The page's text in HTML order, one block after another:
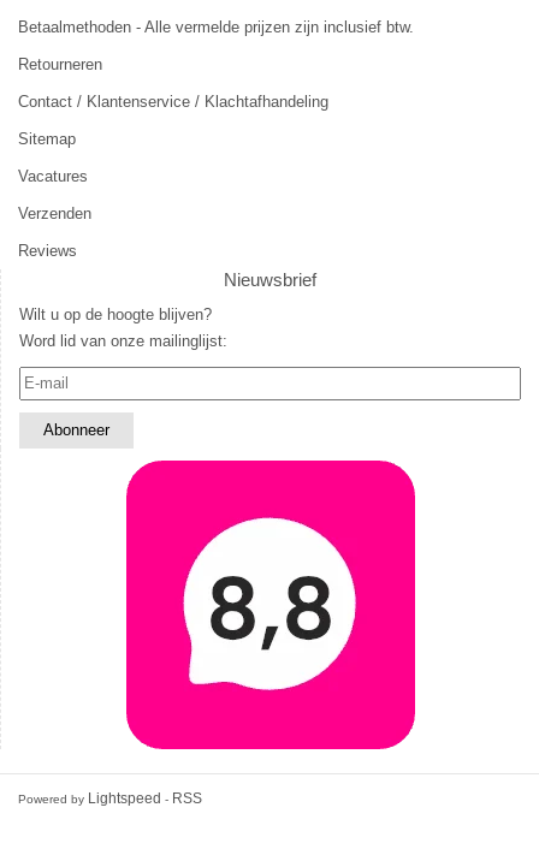
Betaalmethoden - Alle vermelde prijzen zijn inclusief btw.
Retourneren
Contact / Klantenservice / Klachtafhandeling
Sitemap
Vacatures
Verzenden
Reviews
Nieuwsbrief
Wilt u op de hoogte blijven?
Word lid van onze mailinglijst:
Powered by Lightspeed - RSS